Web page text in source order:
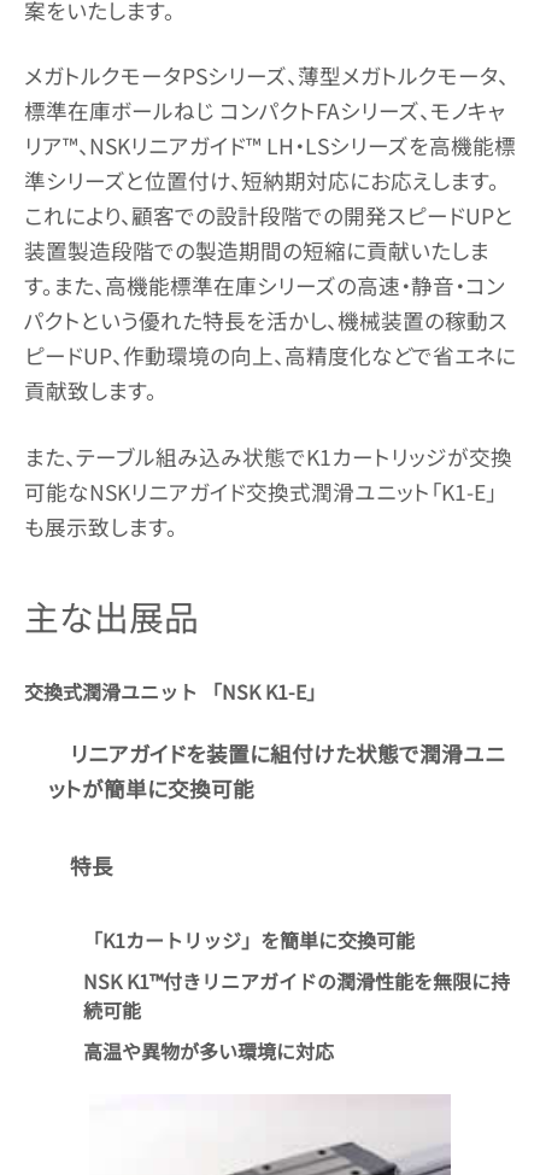
案をいたします。
メガトルクモータPSシリーズ、薄型メガトルクモータ、
標準在庫ボールねじ コンパクトFAシリーズ、モノキャ
リア™、NSKリニアガイド™ LH・LSシリーズを高機能標
準シリーズと位置付け、短納期対応にお応えします。
これにより、顧客での設計段階での開発スピードUPと
装置製造段階での製造期間の短縮に貢献いたしま
す。また、高機能標準在庫シリーズの高速・静音・コン
パクトという優れた特長を活かし、機械装置の稼動ス
ピードUP、作動環境の向上、高精度化などで省エネに
貢献致します。
また、テーブル組み込み状態でK1カートリッジが交換
可能なNSKリニアガイド交換式潤滑ユニット「K1-E」
も展示致します。
主な出展品
交換式潤滑ユニット 「NSK K1-E」
リニアガイドを装置に組付けた状態で潤滑ユニ
ットが簡単に交換可能
特長
「K1カートリッジ」を簡単に交換可能
NSK K1™付きリニアガイドの潤滑性能を無限に持
続可能
高温や異物が多い環境に対応